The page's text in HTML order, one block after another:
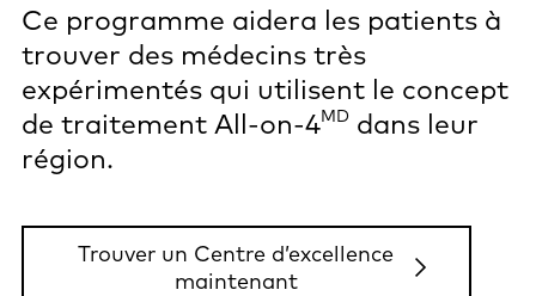
Ce programme aidera les patients à
trouver des médecins très
expérimentés qui utilisent le concept
de traitement All-on-4MD dans leur
région.
Trouver un Centre d’excellence
maintenant